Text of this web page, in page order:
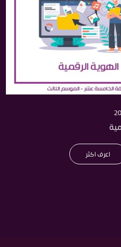
اعرف اكثر